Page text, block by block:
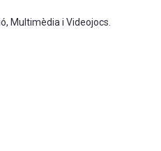
Multimèdia i Videojocs.